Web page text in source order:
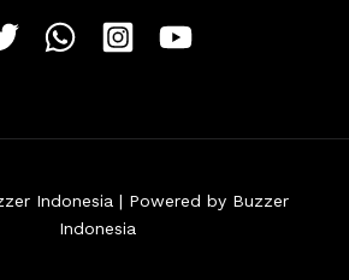
Indonesia | Powered by Buzzer
Indonesia